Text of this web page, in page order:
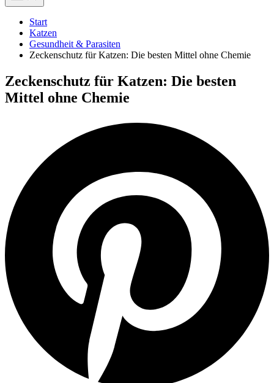
Start
Katzen
Gesundheit & Parasiten
Zeckenschutz für Katzen: Die besten Mittel ohne Chemie
Zeckenschutz für Katzen: Die besten
Mittel ohne Chemie